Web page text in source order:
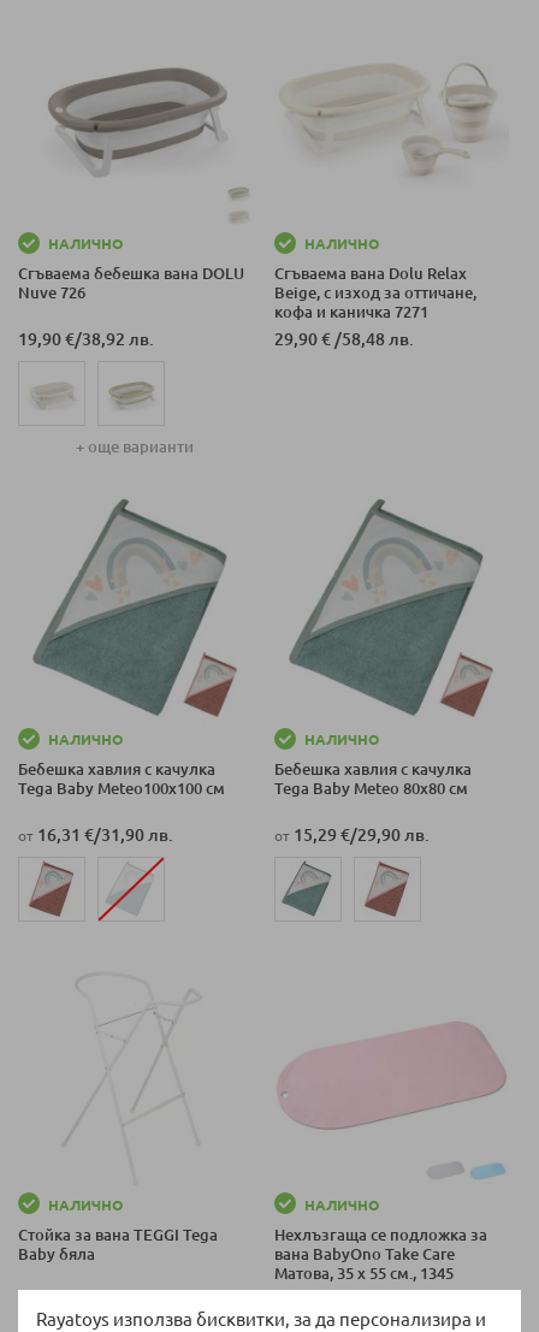
Rayatoys използва бисквитки, за да персонализира и
НАЛИЧНО
Сгъваема бебешка вана DOLU
Nuve 726
19,90 €/38,92 лв.
+ още варианти
НАЛИЧНО
Сгъваема вана Dolu Relax
Beige, с изход за оттичане,
кофа и каничка 7271
29,90 €/58,48 лв.
НАЛИЧНО
Бебешка хавлия с качулка
Tega Baby Meteo100x100 см
от 16,31 €/31,90 лв.
НАЛИЧНО
Бебешка хавлия с качулка
Tega Baby Meteo 80x80 см
от 15,29 €/29,90 лв.
НАЛИЧНО
Стойка за ванa TEGGI Tega
Baby бяла
НАЛИЧНО
Нехлъзгаща се подложка за
вана BabyOno Take Care
Матова, 35 х 55 см., 1345